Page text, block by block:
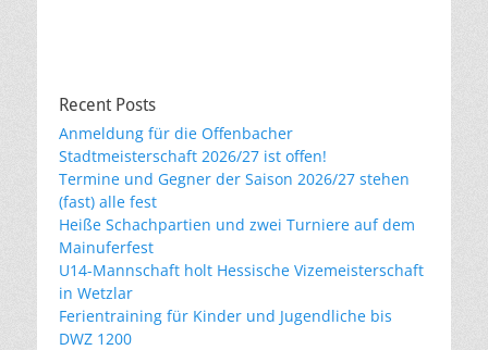
Recent Posts
Anmeldung für die Offenbacher
Stadtmeisterschaft 2026/27 ist offen!
Termine und Gegner der Saison 2026/27 stehen
(fast) alle fest
Heiße Schachpartien und zwei Turniere auf dem
Mainuferfest
U14-Mannschaft holt Hessische Vizemeisterschaft
in Wetzlar
Ferientraining für Kinder und Jugendliche bis
DWZ 1200